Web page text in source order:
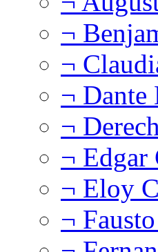
¬
¬
¬ Dante
¬
¬ Edgar
¬ Eloy
¬